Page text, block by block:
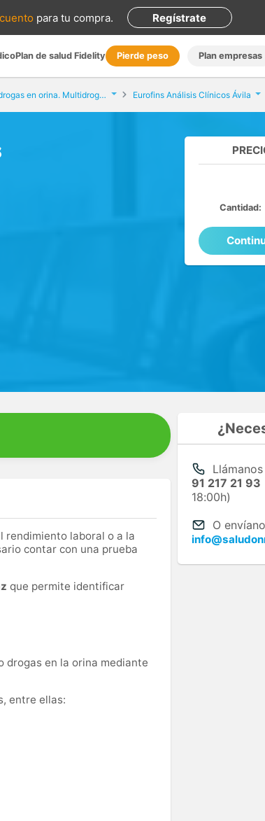
para tu compra. Regístrate
Plan de salud Fidelity Pierde peso Plan empresas
Test de drogas en orina. Multidrogas Eurofins Análisis Clínicos Ávila
Cantidad:
rendimiento laboral o a la
contar con una prueba
que permite identificar
drogas en la orina mediante
entre ellas:
91 217 21 93
18:00h)
O